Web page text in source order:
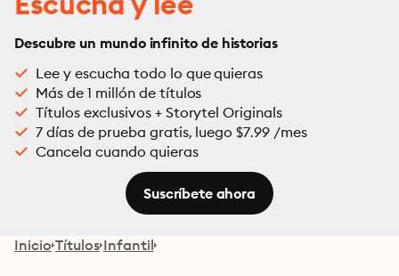
Descubre un mundo infinito de historias
Lee y escucha todo lo que quieras
Más de 1 millón de títulos
Títulos exclusivos + Storytel Originals
7 días de prueba gratis, luego $7.99 /mes
Cancela cuando quieras
Suscríbete ahora
Inicio Títulos Infantil